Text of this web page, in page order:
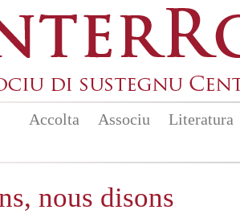
Accolta Associu Literatura
nous disons